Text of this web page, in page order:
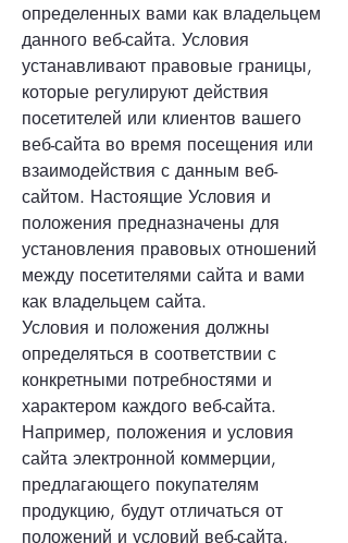
определенных вами как владельцем
данного веб-сайта. Условия
устанавливают правовые границы,
которые регулируют действия
посетителей или клиентов вашего
веб-сайта во время посещения или
взаимодействия с данным веб-
сайтом. Настоящие Условия и
положения предназначены для
установления правовых отношений
между посетителями сайта и вами
как владельцем сайта.
Условия и положения должны
определяться в соответствии с
конкретными потребностями и
характером каждого веб-сайта.
Например, положения и условия
сайта электронной коммерции,
предлагающего покупателям
продукцию, будут отличаться от
положений и условий веб-сайта,